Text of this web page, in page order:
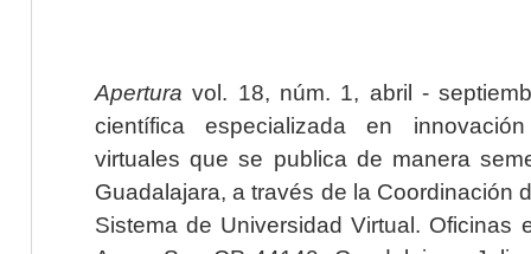
Apertura vol. 18, núm. 1, abril -
científica especializada en
virtuales que se publica de manera
Guadalajara, a través de la Coordinación
Sistema de Universidad Virtual. Oficinas